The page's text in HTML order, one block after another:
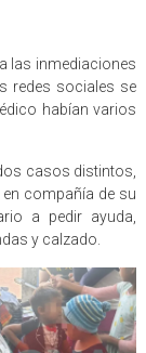
las inmediaciones
redes sociales se
habían varios
casos distintos,
compañía de su
a pedir ayuda,
y calzado.